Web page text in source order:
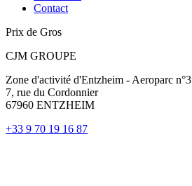
Contact
Prix de Gros
CJM GROUPE
Zone d'activité d'Entzheim - Aeroparc n°3
7, rue du Cordonnier
67960 ENTZHEIM
+33 9 70 19 16 87